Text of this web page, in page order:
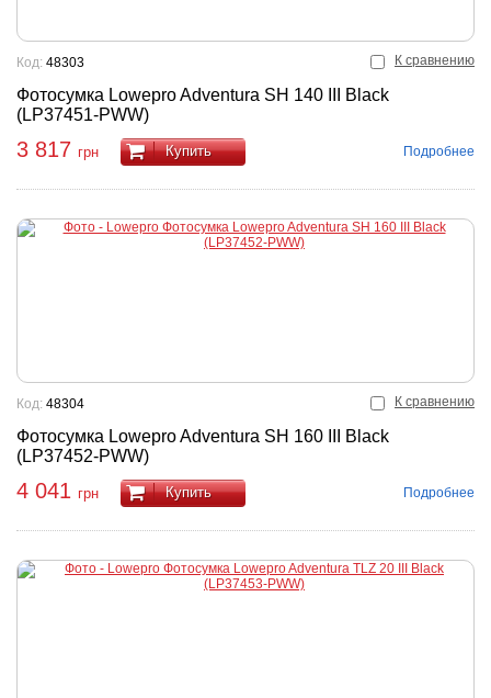
К сравнению
Фотосумка Lowepro Adventura SH 140 III Black
(LP37451-PWW)
Код: 48303
3 817 грн Купить Подробнее
К сравнению
Фотосумка Lowepro Adventura SH 160 III Black
(LP37452-PWW)
Код: 48304
4 041 грн Купить Подробнее